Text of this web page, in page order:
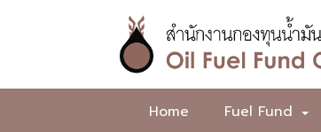
สำนักงาน
Home Fuel Fund